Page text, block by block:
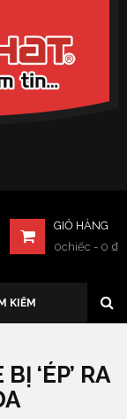
GIỎ HÀNG
0chiếc - 0 ₫
‘ÉP’ RA